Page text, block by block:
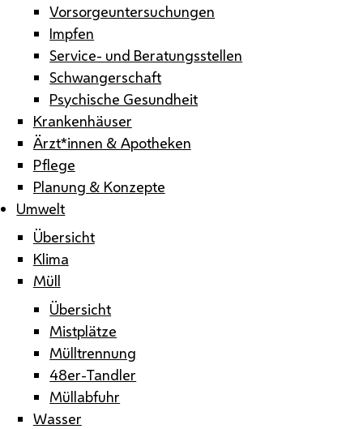
Vorsorgeuntersuchungen
Impfen
Service- und Beratungsstellen
Schwangerschaft
Psychische Gesundheit
Krankenhäuser
Ärzt*innen & Apotheken
Pflege
Planung & Konzepte
Umwelt
Übersicht
Klima
Müll
Übersicht
Mistplätze
Mülltrennung
48er-Tandler
Müllabfuhr
Wasser